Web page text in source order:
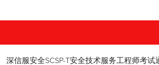
深信服安全SCSP-T安全技术服务工程师考试